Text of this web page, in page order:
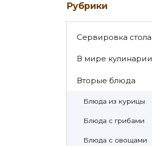
Рубрики
Cервировка стола
В мире кулинарии
Вторые блюда
Блюда из курицы
Блюда с грибами
Блюда с овощами